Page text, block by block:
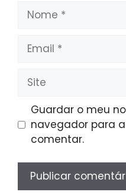
Nome
Email
Site
Guardar o meu
navegador para
comentar.